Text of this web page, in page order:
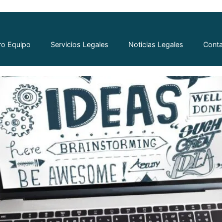
Equipo Servicios Legales Noticias Legales
en Ecuador: Protección